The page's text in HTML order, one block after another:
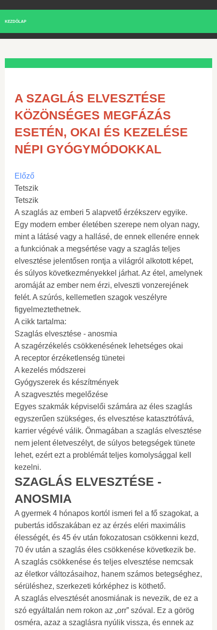
KEZDŐLAP
A SZAGLÁS ELVESZTÉSE
KÖZÖNSÉGES MEGFÁZÁS
ESETÉN, OKAI ÉS KEZELÉSE
NÉPI GYÓGYMÓDOKKAL
Előző
Tetszik
Tetszik
A szaglás az emberi 5 alapvető érzékszerv egyike.
Egy modern ember életében szerepe nem olyan nagy,
mint a látásé vagy a hallásé, de ennek ellenére ennek
a funkciónak a megsértése vagy a szaglás teljes
elvesztése jelentősen rontja a világról alkotott képet,
és súlyos következményekkel járhat. Az étel, amelynek
aromáját az ember nem érzi, elveszti vonzerejének
felét. A szúrós, kellemetlen szagok veszélyre
figyelmeztethetnek.
A cikk tartalma:
Szaglás elvesztése - anosmia
A szagérzékelés csökkenésének lehetséges okai
A receptor érzéketlenség tünetei
A kezelés módszerei
Gyógyszerek és készítmények
A szagvesztés megelőzése
Egyes szakmák képviselői számára az éles szaglás
egyszerűen szükséges, és elvesztése katasztrófává,
karrier végévé válik. Önmagában a szaglás elvesztése
nem jelent életveszélyt, de súlyos betegségek tünete
lehet, ezért ezt a problémát teljes komolysággal kell
kezelni.
SZAGLÁS ELVESZTÉSE -
ANOSMIA
A gyermek 4 hónapos kortól ismeri fel a fő szagokat, a
pubertás időszakában ez az érzés eléri maximális
élességét, és 45 év után fokozatosan csökkenni kezd,
70 év után a szaglás éles csökkenése következik be.
A szaglás csökkenése és teljes elvesztése nemcsak
az életkor változásaihoz, hanem számos betegséghez,
sérüléshez, szerkezeti kórképhez is köthető.
A szaglás elvesztését anosmiának is nevezik, de ez a
szó egyáltalán nem rokon az „orr” szóval. Ez a görög
osméra, azaz a szaglásra nyúlik vissza, és ennek az